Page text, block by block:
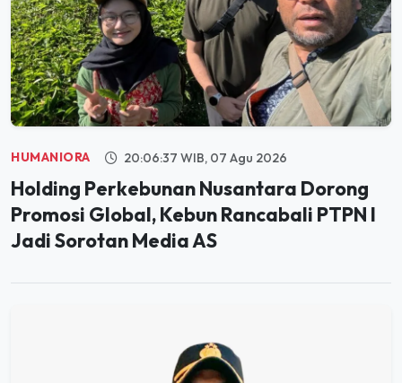
HUMANIORA 20:06:37 WIB, 07 Agu 2026
Holding Perkebunan Nusantara Dorong
Promosi Global, Kebun Rancabali PTPN I
Jadi Sorotan Media AS